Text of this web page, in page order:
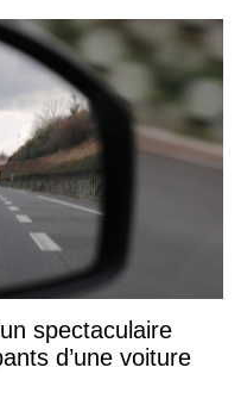
spectaculaire
d’une voiture